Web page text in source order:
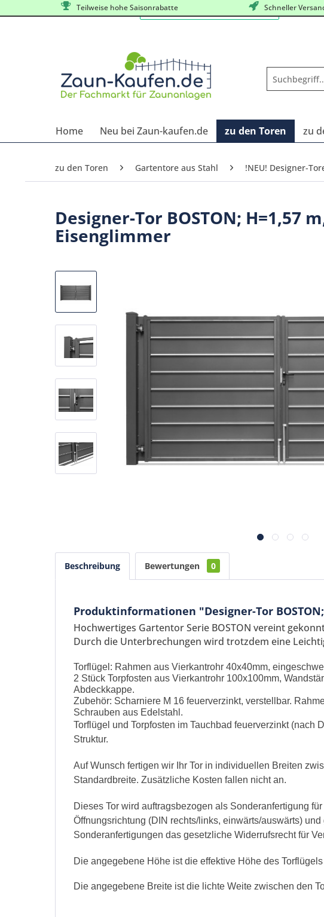
Teilweise hohe Saisonrabatte Schneller
Home Neu bei Zaun-kaufen.de zu den Toren zu
zu den Toren Gartentore aus Stahl !NEU! Designer-
Designer-Tor BOSTON; H=1,57
Eisenglimmer
Beschreibung Bewertungen 0
Produktinformationen "Designer-Tor
Hochwertiges Gartentor Serie BOSTON vereint
Durch die Unterbrechungen wird trotzdem eine
Torflügel: Rahmen aus Vierkantrohr 40x40mm,
2 Stück Torpfosten aus Vierkantrohr 100x100mm,
Abdeckkappe.
Zubehör: Scharniere M 16 feuerverzinkt, verstellbar.
Schrauben aus Edelstahl.
Torflügel und Torpfosten im Tauchbad feuerverzinkt
Struktur.
Auf Wunsch fertigen wir Ihr Tor in individuellen Breiten
Standardbreite. Zusätzliche Kosten fallen nicht an.
Dieses Tor wird auftragsbezogen als Sonderanfertigung
Öffnungsrichtung (DIN rechts/links, einwärts/auswärts)
Sonderanfertigungen das gesetzliche Widerrufsrecht für
Die angegebene Höhe ist die effektive Höhe des
Die angegebene Breite ist die lichte Weite zwischen den